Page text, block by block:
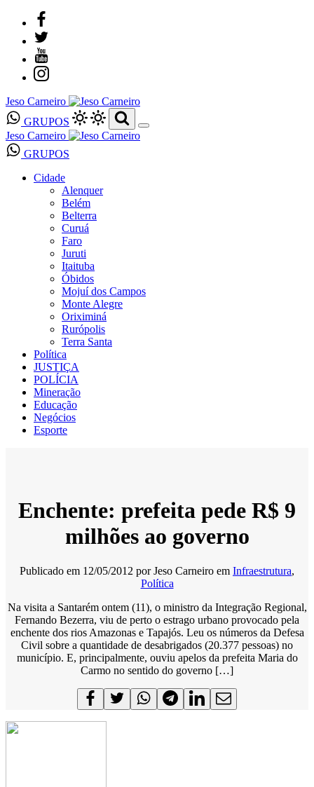
Jeso Carneiro
GRUPOS
Jeso Carneiro
GRUPOS
Cidade
Alenquer
Belém
Belterra
Curuá
Faro
Juruti
Itaituba
Óbidos
Mojuí dos Campos
Monte Alegre
Oriximiná
Rurópolis
Terra Santa
Política
JUSTIÇA
POLÍCIA
Mineração
Educação
Negócios
Esporte
Enchente: prefeita pede R$ 9
milhões ao governo
Publicado em 12/05/2012 porJeso Carneiro em Infraestrutura,
Política
Na visita a Santarém ontem (11), o ministro da Integração Regional,
Fernando Bezerra, viu de perto o estrago urbano provocado pela
enchente dos rios Amazonas e Tapajós. Leu os números da Defesa
Civil sobre a quantidade de desabrigados (20.377 pessoas) no
município. E, principalmente, ouviu apelos da prefeita Maria do
Carmo no sentido do governo […]